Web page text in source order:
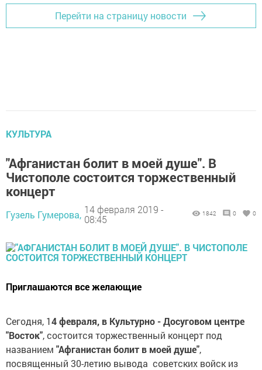
Перейти на страницу новости
КУЛЬТУРА
"Афганистан болит в моей душе". В
Чистополе состоится торжественный
концерт
Гузель Гумерова, 14 февраля 2019 -
08:45
1842 0 0
Приглашаются все желающие
Сегодня, 14 февраля, в Культурно - Досуговом центре
"Восток", состоится торжественный концерт под
названием "Афганистан болит в моей душе",
посвященный 30-летию вывода советских войск из